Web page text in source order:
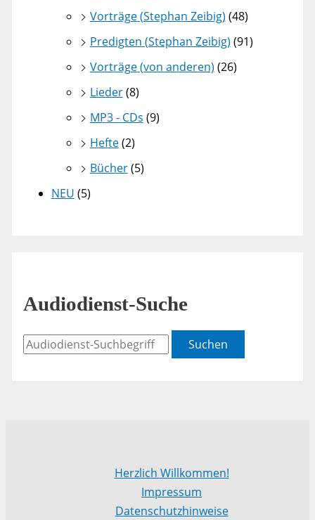
Vorträge (Stephan Zeibig) (48)
Predigten (Stephan Zeibig) (91)
Vorträge (von anderen) (26)
Lieder(8)
MP3 - CDs (9)
Hefte(2)
Bücher(5)
NEU (5)
Audiodienst-Suche
Suchen
Herzlich Willkommen!
Impressum
Datenschutzhinweise